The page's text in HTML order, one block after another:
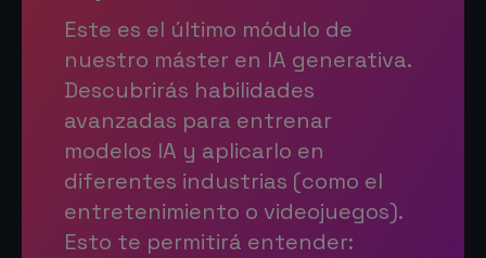
Este es el último módulo de
nuestro máster en IA generativa.
Descubrirás habilidades
avanzadas para entrenar
modelos IA y aplicarlo en
diferentes industrias (como el
entretenimiento o videojuegos).
Esto te permitirá entender: